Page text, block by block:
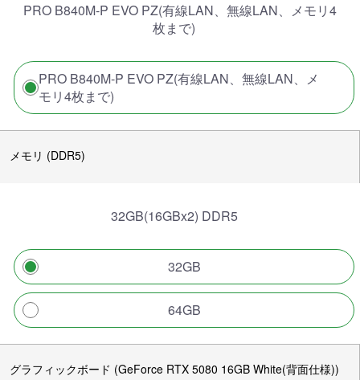
PRO B840M-P EVO PZ(有線LAN、無線LAN、メモリ4
枚まで)
PRO B840M-P EVO PZ(有線LAN、無線LAN、メ
モリ4枚まで)
メモリ (DDR5)
32GB(16GBx2) DDR5
32GB
64GB
グラフィックボード (GeForce RTX 5080 16GB White(背面仕様))